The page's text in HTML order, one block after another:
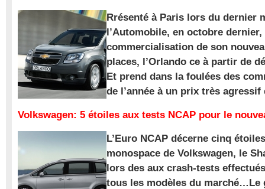
Rrésenté à Paris lors du dernier
l’Automobile, en octobre
commercialisation de son
places, l’Orlando ce à partir de
Et prend dans la foulées des
de l’année à un prix très agressif
Volkswagen: 5 étoiles aux tests NCAP pour le
L’Euro NCAP décerne cinq
monospace de Volkswagen, le
lors des aux crash-tests
tous les modèles du marché…Le